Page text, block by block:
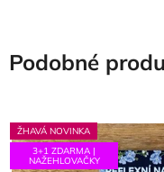
Podobné
ŽHAVÁ NOVINKA
3+1 ZDARMA |
NAŽEHLOVAČKY